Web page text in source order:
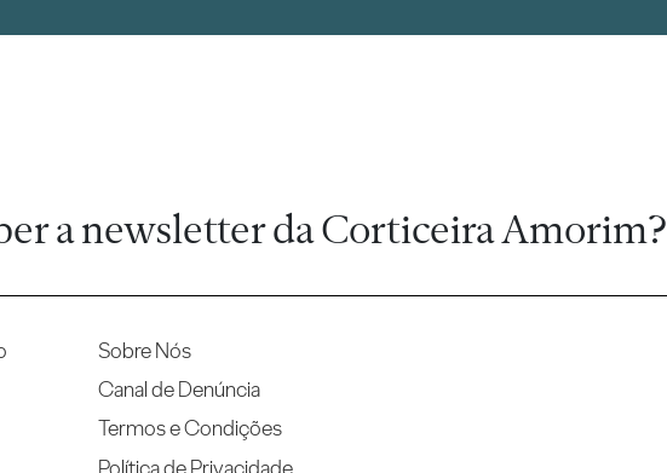
a newsletter da Corticeira Amorim?
Sobre Nós
Canal de Denúncia
Termos e Condições
Política de Privacidade